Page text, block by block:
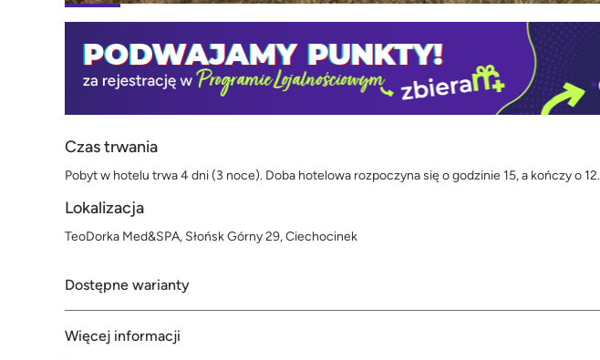
Czas trwania
Pobyt w hotelu trwa 4 dni (3 noce). Doba hotelowa rozpoczyna się o godzinie 15, a kończy o 12.
Lokalizacja
TeoDorka Med&SPA, Słońsk Górny 29, Ciechocinek
Dostępne warianty
Więcej informacji